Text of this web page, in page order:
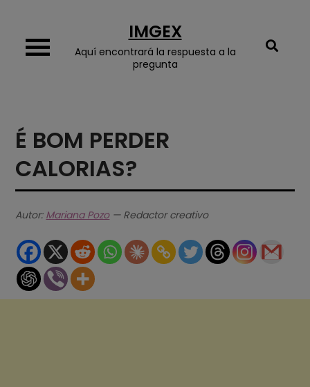
content
IMGEX
Aquí encontrará la respuesta a la
pregunta
É BOM PERDER
CALORIAS?
Autor: Mariana Pozo— Redactor creativo